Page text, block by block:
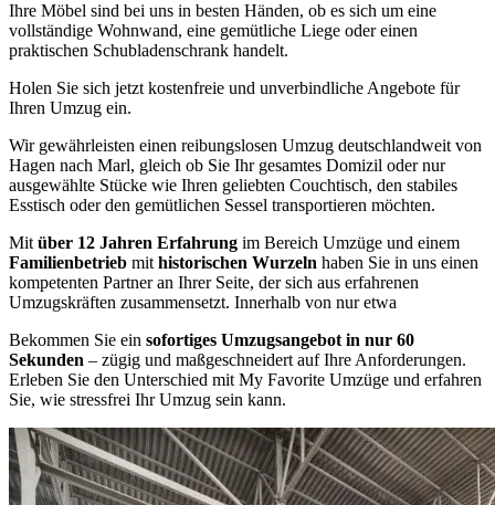
Ihre Möbel sind bei uns in besten Händen, ob es sich um eine
vollständige Wohnwand, eine gemütliche Liege oder einen
praktischen Schubladenschrank handelt.
Holen Sie sich jetzt kostenfreie und unverbindliche Angebote für
Ihren Umzug ein.
Wir gewährleisten einen reibungslosen Umzug deutschlandweit von
Hagen nach Marl, gleich ob Sie Ihr gesamtes Domizil oder nur
ausgewählte Stücke wie Ihren geliebten Couchtisch, den stabiles
Esstisch oder den gemütlichen Sessel transportieren möchten.
Mit über 12 Jahren Erfahrung im Bereich Umzüge und einem
Familienbetrieb mit historischen Wurzeln haben Sie in uns einen
kompetenten Partner an Ihrer Seite, der sich aus erfahrenen
Umzugskräften zusammensetzt. Innerhalb von nur etwa
Bekommen Sie ein sofortiges Umzugsangebot in nur 60
Sekunden – zügig und maßgeschneidert auf Ihre Anforderungen.
Erleben Sie den Unterschied mit My Favorite Umzüge und erfahren
Sie, wie stressfrei Ihr Umzug sein kann.